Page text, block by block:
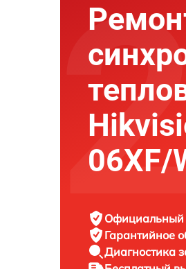
06XF/
Официальный
Гарантийное
Диагностика